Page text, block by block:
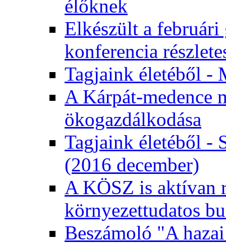
élőknek
Elkészült a
konferencia
Tagjaink életéből -
A Kárpát-medence
ökogazdálkodása
Tagjaink életéből -
(2016 december)
A KÖSZ is aktívan
környezettudatos
Beszámoló "A